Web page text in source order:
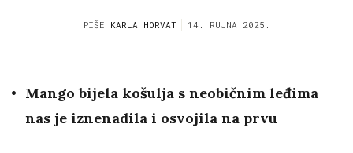
PIŠE KARLA HORVAT 14. RUJNA 2025.
Mango bijela košulja s neobičnim leđima
nas je iznenadila i osvojila na prvu